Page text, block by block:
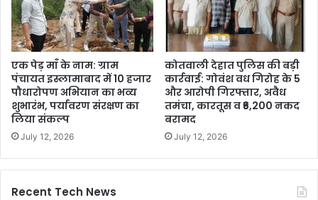
एक पेड़ माँ के नाम: ग्राम
पंचायत इस्लामाबाद में 10 हजार
पौधारोपण अभियान का भव्य
शुभारंभ, पर्यावरण संरक्षण का
लिया संकल्प
July 12, 2026
कोतवाली देहात पुलिस की बड़ी
कार्रवाई: गोवंश वध गिरोह के 5
और आरोपी गिरफ्तार, अवैध
तमंचा, कारतूस व ₹6,200 नकद
बरामद
July 12, 2026
Recent Tech News